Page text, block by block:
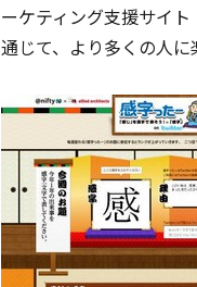
ーケティング支援サイ
通じて、より多くの人に